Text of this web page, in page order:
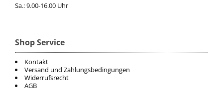
Sa.: 9.00-16.00 Uhr
Shop Service
Kontakt
Versand und Zahlungsbedingungen
Widerrufsrecht
AGB